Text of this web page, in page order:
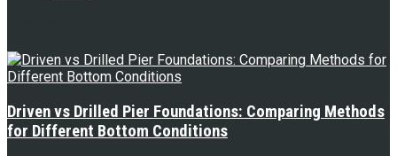
Driven vs Drilled Pier Foundations: Comparing Methods
for Different Bottom Conditions